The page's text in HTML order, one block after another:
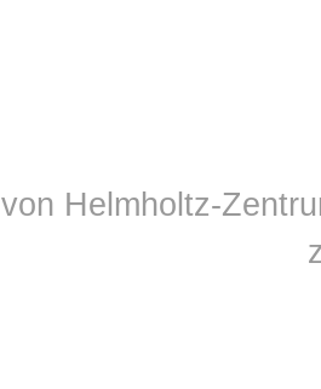
Helmholtz-